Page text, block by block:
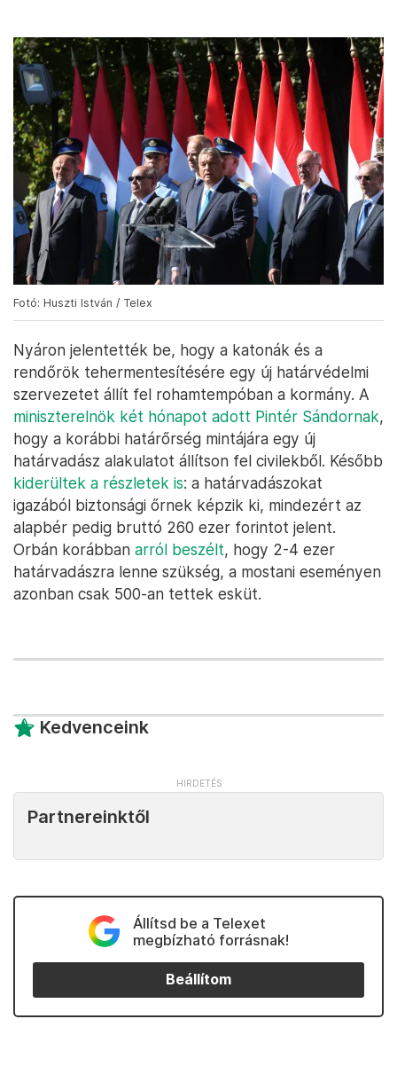
Fotó: Huszti István / Telex
Nyáron jelentették be, hogy a katonák és a
rendőrök tehermentesítésére egy új határvédelmi
szervezetet állít fel rohamtempóban a kormány. A
miniszterelnök két hónapot adott Pintér Sándornak,
hogy a korábbi határőrség mintájára egy új
határvadász alakulatot állítson fel civilekből. Később
kiderültek a részletek is: a határvadászokat
igazából biztonsági őrnek képzik ki, mindezért az
alapbér pedig bruttó 260 ezer forintot jelent.
Orbán korábban arról beszélt, hogy 2-4 ezer
határvadászra lenne szükség, a mostani eseményen
azonban csak 500-an tettek esküt.
Kedvenceink
Partnereinktől
Állítsd be a Telexet
megbízható forrásnak!
Beállítom